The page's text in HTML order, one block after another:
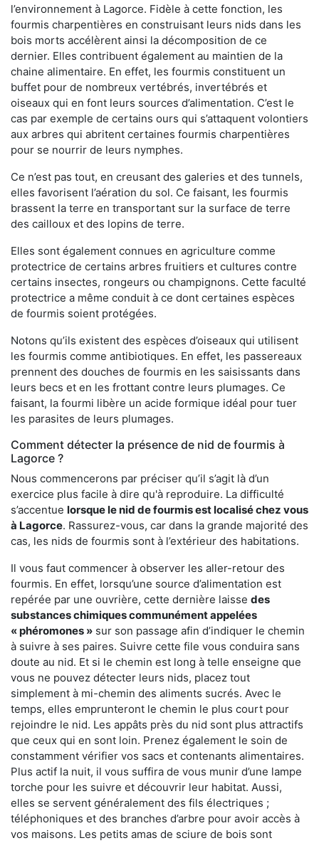
l’environnement à Lagorce. Fidèle à cette fonction, les
fourmis charpentières en construisant leurs nids dans les
bois morts accélèrent ainsi la décomposition de ce
dernier. Elles contribuent également au maintien de la
chaine alimentaire. En effet, les fourmis constituent un
buffet pour de nombreux vertébrés, invertébrés et
oiseaux qui en font leurs sources d’alimentation. C’est le
cas par exemple de certains ours qui s’attaquent volontiers
aux arbres qui abritent certaines fourmis charpentières
pour se nourrir de leurs nymphes.
Ce n’est pas tout, en creusant des galeries et des tunnels,
elles favorisent l’aération du sol. Ce faisant, les fourmis
brassent la terre en transportant sur la surface de terre
des cailloux et des lopins de terre.
Elles sont également connues en agriculture comme
protectrice de certains arbres fruitiers et cultures contre
certains insectes, rongeurs ou champignons. Cette faculté
protectrice a même conduit à ce dont certaines espèces
de fourmis soient protégées.
Notons qu’ils existent des espèces d’oiseaux qui utilisent
les fourmis comme antibiotiques. En effet, les passereaux
prennent des douches de fourmis en les saisissants dans
leurs becs et en les frottant contre leurs plumages. Ce
faisant, la fourmi libère un acide formique idéal pour tuer
les parasites de leurs plumages.
Comment détecter la présence de nid de fourmis à
Lagorce ?
Nous commencerons par préciser qu’il s’agit là d’un
exercice plus facile à dire qu'à reproduire. La difficulté
s’accentue lorsque le nid de fourmis est localisé chez vous
à Lagorce. Rassurez-vous, car dans la grande majorité des
cas, les nids de fourmis sont à l’extérieur des habitations.
Il vous faut commencer à observer les aller-retour des
fourmis. En effet, lorsqu’une source d’alimentation est
repérée par une ouvrière, cette dernière laisse des
substances chimiques communément appelées
« phéromones » sur son passage afin d’indiquer le chemin
à suivre à ses paires. Suivre cette file vous conduira sans
doute au nid. Et si le chemin est long à telle enseigne que
vous ne pouvez détecter leurs nids, placez tout
simplement à mi-chemin des aliments sucrés. Avec le
temps, elles emprunteront le chemin le plus court pour
rejoindre le nid. Les appâts près du nid sont plus attractifs
que ceux qui en sont loin. Prenez également le soin de
constamment vérifier vos sacs et contenants alimentaires.
Plus actif la nuit, il vous suffira de vous munir d’une lampe
torche pour les suivre et découvrir leur habitat. Aussi,
elles se servent généralement des fils électriques ;
téléphoniques et des branches d’arbre pour avoir accès à
vos maisons. Les petits amas de sciure de bois sont